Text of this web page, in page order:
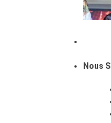
Nous